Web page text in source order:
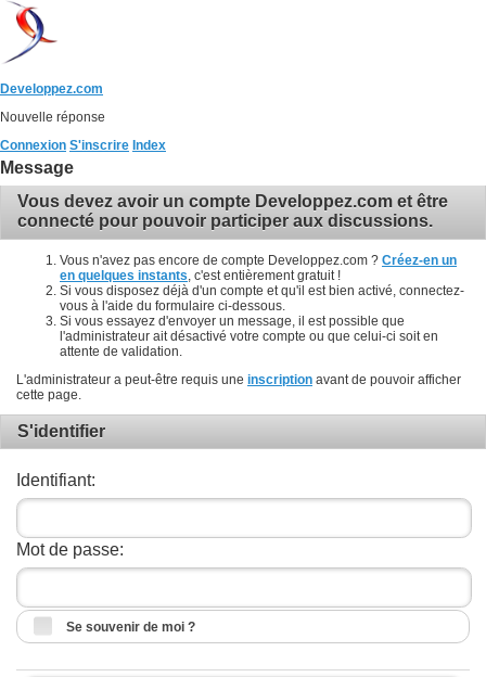
Developpez.com
Nouvelle réponse
Connexion S'inscrire Index
Message
Vous devez avoir un compte Developpez.com et être
connecté pour pouvoir participer aux discussions.
Vous n'avez pas encore de compte Developpez.com ? Créez-en un
en quelques instants , c'est entièrement gratuit !
Si vous disposez déjà d'un compte et qu'il est bien activé, connectez-
vous à l'aide du formulaire ci-dessous.
Si vous essayez d'envoyer un message, il est possible que
l'administrateur ait désactivé votre compte ou que celui-ci soit en
attente de validation.
L'administrateur a peut-être requis une inscription avant de pouvoir afficher
cette page.
S'identifier
Identifiant:
Mot de passe:
Se souvenir de moi ?